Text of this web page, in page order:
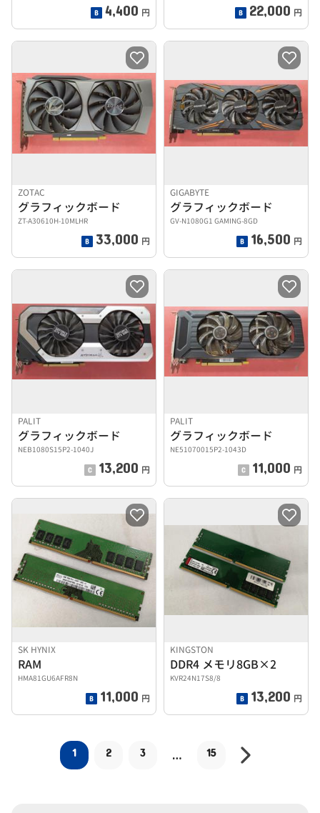
4,400 円 22,000 円
ZOTAC
グラフィックボード
ZT-A30610H-10MLHR
33,000 円
GIGABYTE
グラフィックボード
GV-N1080G1 GAMING-8GD
16,500 円
PALIT
グラフィックボード
NEB1080S15P2-1040J
13,200 円
PALIT
グラフィックボード
NE51070015P2-1043D
11,000 円
SK HYNIX
RAM
HMA81GU6AFR8N
11,000 円
KINGSTON
DDR4 メモリ8GB×2
KVR24N17S8/8
13,200 円
1 2 3 … 15